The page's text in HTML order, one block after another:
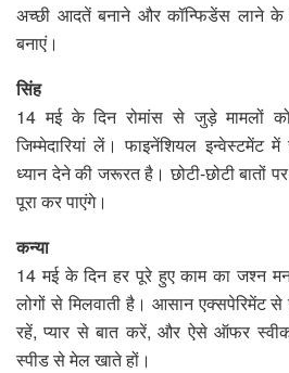
अच्छी आदतें बनाने और कॉन्फिडेंस लाने के
बनाएं।
सिंह
14 मई के दिन रोमांस से जुड़े मामलों
जिम्मेदारियां लें। फाइनेंशियल
ध्यान देने की जरूरत है। छोटी-छोटी बातों
पूरा कर पाएंगे।
कन्या
14 मई के दिन हर पूरे हुए काम का जश्न
लोगों से मिलवाती है। आसान एक्सपेरिमेंट
रहें, प्यार से बात करें, और ऐसे ऑफर
स्पीड से मेल खाते हों।